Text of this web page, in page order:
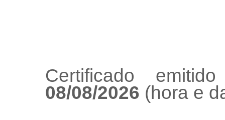
Certificado
08/08/2026 (hora e